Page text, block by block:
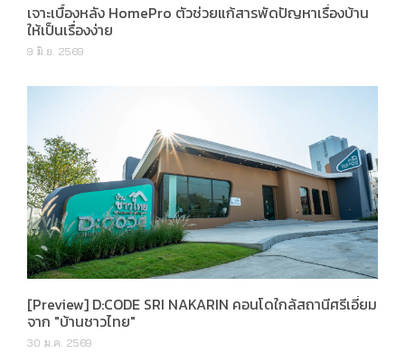
เจาะเบื้องหลัง HomePro ตัวช่วยแก้สารพัดปัญหาเรื่องบ้าน
ให้เป็นเรื่องง่าย
9 มิ.ย. 2569
[Preview] D:CODE SRI NAKARIN คอนโดใกล้สถานีศรีเอี่ยม
จาก "บ้านชาวไทย"
30 ม.ค. 2569